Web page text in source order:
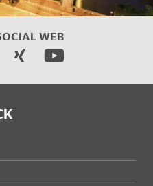
WEB